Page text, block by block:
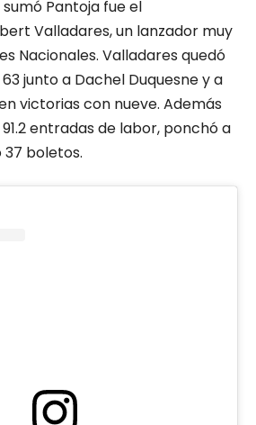
Pantoja fue el
Valladares, un lanzador muy
Nacionales. Valladares quedó
junto a Dachel Duquesne y a
victorias con nueve. Además
entradas de labor, ponchó a
boletos.